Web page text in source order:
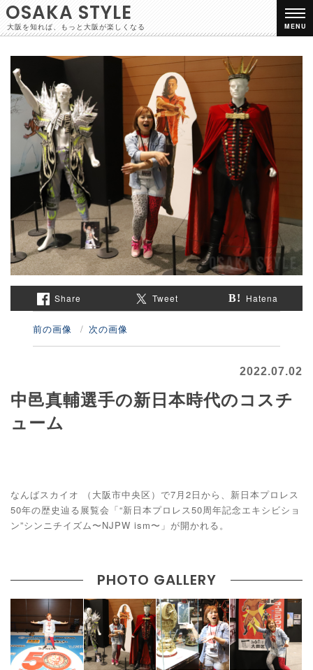
OSAKA STYLE
大阪を知れば、もっと大阪が楽しくなる MENU
Share Tweet Hatena
前の画像 次の画像
2022.07.02
中邑真輔選手の新日本時代のコスチ
ューム
なんばスカイオ （大阪市中央区）で7月2日から、新日本プロレス
50年の歴史辿る展覧会「“新日本プロレス50周年記念エキシビショ
ン”シンニチイズム〜NJPW ism〜」が開かれる。
PHOTO GALLERY